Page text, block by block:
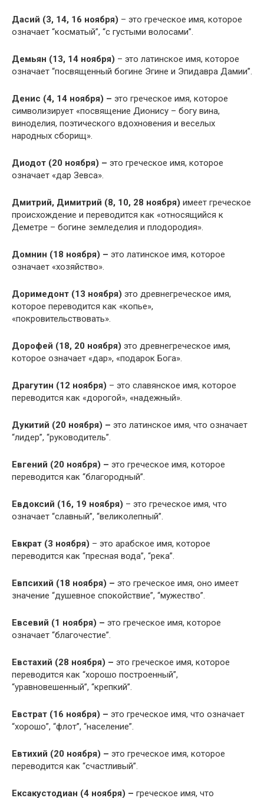
Дасий (3, 14, 16 ноября) – это греческое имя, которое
означает “косматый”, “с густыми волосами”.
Демьян (13, 14 ноября) – это латинское имя, которое
означает “посвященный богине Эгине и Эпидавра Дамии”.
Денис (4, 14 ноября) – это греческое имя, которое
символизирует «посвящение Дионису – богу вина,
виноделия, поэтического вдохновения и веселых
народных сборищ».
Диодот (20 ноября) – это греческое имя, которое
означает «дар Зевса».
Дмитрий, Димитрий (8, 10, 28 ноября) имеет греческое
происхождение и переводится как «относящийся к
Деметре – богине земледелия и плодородия».
Домнин (18 ноября) – это латинское имя, которое
означает «хозяйство».
Доримедонт (13 ноября) это древнегреческое имя,
которое переводится как «копье»,
«покровительствовать».
Дорофей (18, 20 ноября) это древнегреческое имя,
которое означает «дар», «подарок Бога».
Драгутин (12 ноября) – это славянское имя, которое
переводится как «дорогой», «надежный».
Дукитий (20 ноября) – это латинское имя, что означает
“лидер”, “руководитель”.
Евгений (20 ноября) – это греческое имя, которое
переводится как “благородный”.
Евдоксий (16, 19 ноября) – это греческое имя, что
означает “славный”, “великолепный”.
Евкрат (3 ноября) – это арабское имя, которое
переводится как “пресная вода”, “река”.
Евпсихий (18 ноября) – это греческое имя, оно имеет
значение “душевное спокойствие”, “мужество”.
Евсевий (1 ноября) – это греческое имя, которое
означает “благочестие”.
Евстахий (28 ноября) – это греческое имя, которое
переводится как “хорошо построенный”,
“уравновешенный”, “крепкий”.
Евстрат (16 ноября) – это греческое имя, что означает
“хорошо”, “флот”, “население”.
Евтихий (20 ноября) – это греческое имя, которое
переводится как “счастливый”.
Ексакустодиан (4 ноября) – греческое имя, что